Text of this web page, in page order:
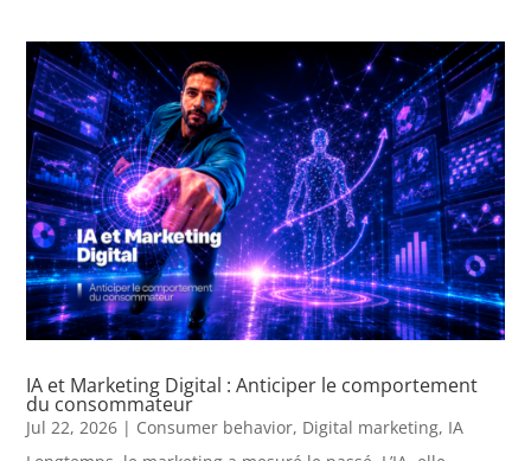
IA et Marketing Digital : Anticiper le comportement
du consommateur
Jul 22, 2026 | Consumer behavior, Digital marketing, IA